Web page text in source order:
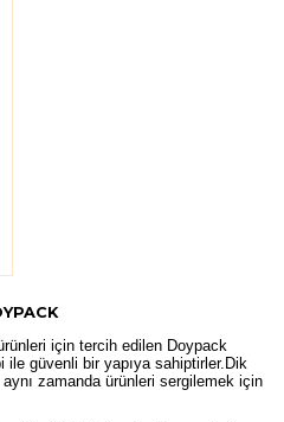
için tercih edilen Doypack
ile güvenli bir yapıya sahiptirler.Dik
zamanda ürünleri sergilemek için